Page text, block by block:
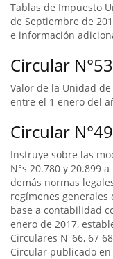
Tablas de Impuesto
de Septiembre de
e información
Circular
Valor de la Unidad
entre el 1 enero del
Circular
Instruye sobre las
N°s 20.780 y 20.899
demás normas
regímenes
base a contabilidad
enero de 2017,
Circulares N°66, 67
Circular publicado en